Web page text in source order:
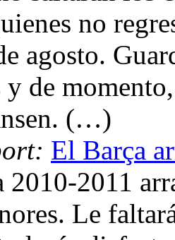
no
agosto.
y de
(…)
El Barça
2010-2011
Le